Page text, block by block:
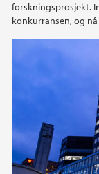
forskningsprosjekt.
konkurransen, og